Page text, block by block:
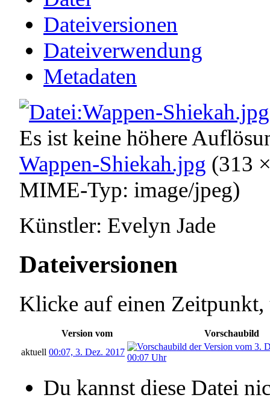
Dateiversionen
Dateiverwendung
Metadaten
Es ist keine höhere
Wappen-Shiekah.jpg (313
MIME-Typ: image/jpeg)
Künstler: Evelyn Jade
Dateiversionen
Klicke auf einen Zeitpunkt,
Version vom
Vorschaubild
aktuell 00:07, 3. Dez. 2017
Du kannst diese Datei